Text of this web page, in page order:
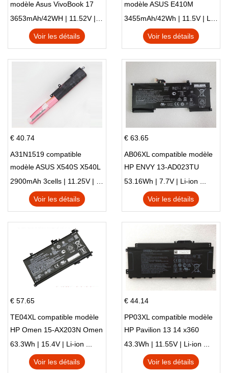
modèle Asus VivoBook 17
X705NC X705UA X705UV
X705UN X705UD
3653mAh/42WH | 11.52V | Li-ion ...
Voir les détails
modèle ASUS E410M
E410MA L410MA
3455mAh/42Wh | 11.5V | Li-ion ...
Voir les détails
€ 40.74
A31N1519 compatible
modèle ASUS X540S X540L
X540LA-SI302 X540SA
X540S
2900mAh 3cells | 11.25V | Li-ion ...
Voir les détails
€ 63.65
AB06XL compatible modèle
HP ENVY 13-AD023TU
HSTNN-DB8C 921438-855
TPN-I128
53.16Wh | 7.7V | Li-ion ...
Voir les détails
€ 57.65
TE04XL compatible modèle
HP Omen 15-AX203N Omen
15 Series Pavilion 15 Series
63.3Wh | 15.4V | Li-ion ...
Voir les détails
€ 44.14
PP03XL compatible modèle
HP Pavilion 13 14 x360
L83388-AC1 L83388-421
HSTNN-LB8S M01118-421
M01144-005 13-BB 14-DV
43.3Wh | 11.55V | Li-ion ...
Voir les détails